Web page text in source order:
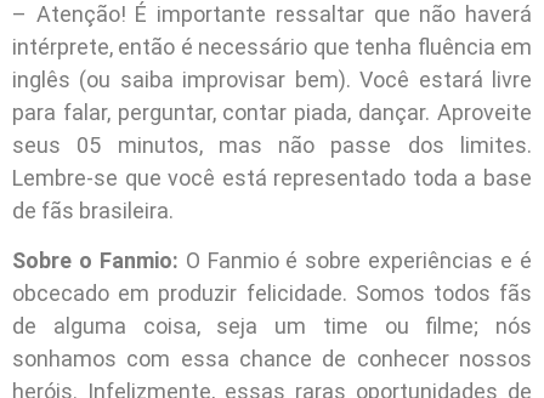
– Atenção! É importante ressaltar que não haverá
intérprete, então é necessário que tenha fluência em
inglês (ou saiba improvisar bem). Você estará livre
para falar, perguntar, contar piada, dançar. Aproveite
seus 05 minutos, mas não passe dos limites.
Lembre-se que você está representado toda a base
de fãs brasileira.
Sobre o Fanmio: O Fanmio é sobre experiências e é
obcecado em produzir felicidade. Somos todos fãs
de alguma coisa, seja um time ou filme; nós
sonhamos com essa chance de conhecer nossos
heróis. Infelizmente, essas raras oportunidades de